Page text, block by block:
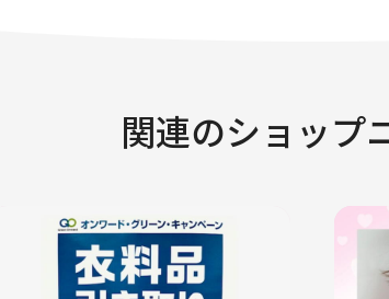
関連のショップ